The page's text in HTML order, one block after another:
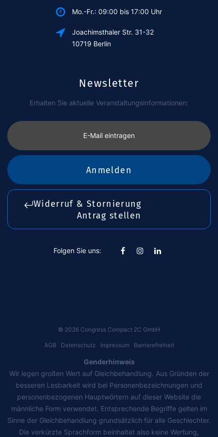
Mo.-Fr.: 09:00 bis 17:00 Uhr
Joachimsthaler Str. 31-32
10719 Berlin
Newsletter
Erhalten Sie aktuelle Veranstaltungsinformationen:
E-Mail eintragen
Anmelden
Widerruf & Stornierung
Antrag stellen
Folgen Sie uns:
© 2026 Congress Compact 2C GmbH
AGB Datenschutz Impressum Barrierefreiheit
Genderhinweis
Wir legen großen Wert auf Gleichbehandlung. Aus Gründen der
besseren Lesbarkeit wird bei Personenbezeichnungen und
personenbezogenen Hauptwörtern auf dieser Website die
männliche Form verwendet. Entsprechende Begriffe gelten im
Sinne der Gleichbehandlung grundsätzlich für alle Geschlechter.
Die verkürzte Sprachform beinhaltet also keine Wertung,